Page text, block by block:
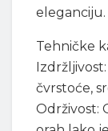
eleganciju.
Tehničke
čvrstoće,
Održivost: